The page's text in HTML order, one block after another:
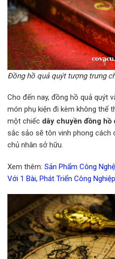
Đồng hồ quả quýt tượng trưng
Cho đến nay, đồng hồ quả quýt
món phụ kiện đi kèm không thể
một chiếc dây chuyền đồng hồ
sắc sảo sẽ tôn vinh phong cách
chủ nhân sở hữu.
Xem thêm: Sản Phẩm Công
Với 1 Bài, Phát Triển Công